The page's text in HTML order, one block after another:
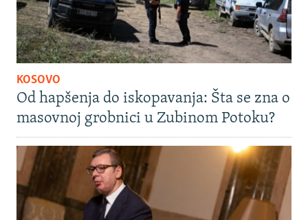
KOSOVO
Od hapšenja do iskopavanja: Šta se zna o
masovnoj grobnici u Zubinom Potoku?